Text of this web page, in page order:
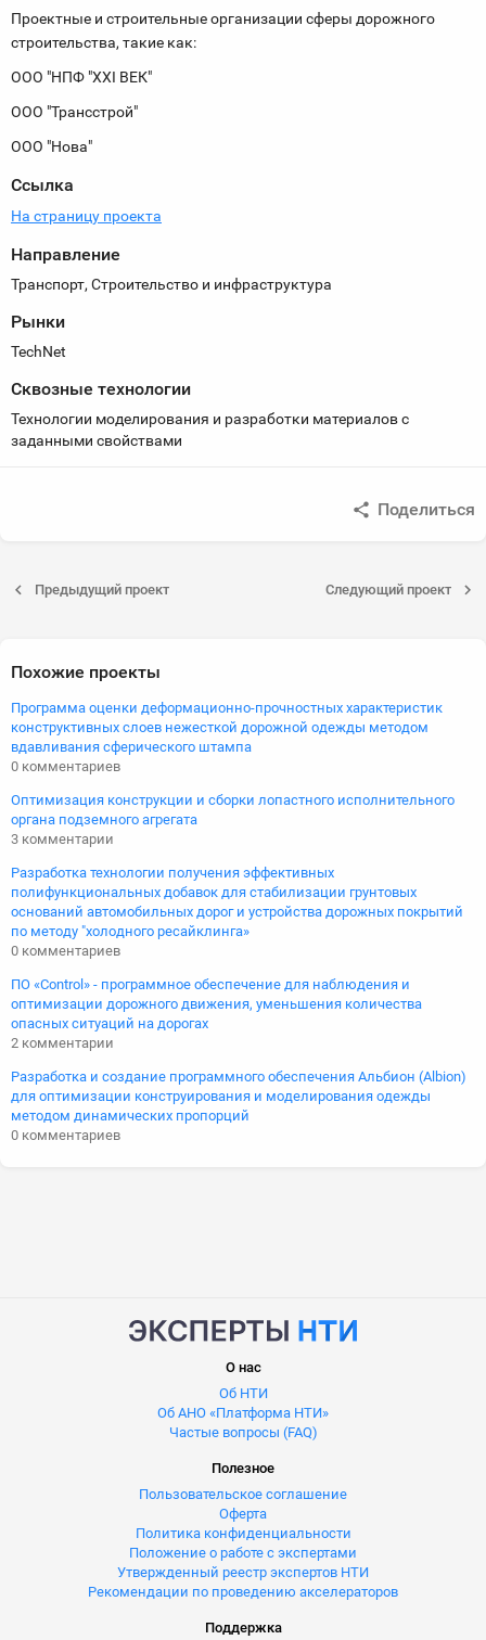
Проектные и строительные организации сферы дорожного
строительства, такие как:
ООО "НПФ "XXI ВЕК"
ООО "Трансстрой"
ООО "Нова"
Ссылка
На страницу проекта
Направление
Транспорт, Строительство и инфраструктура
Рынки
TechNet
Сквозные технологии
Технологии моделирования и разработки материалов с
заданными свойствами
Поделиться
Предыдущий проект Следующий проект
Похожие проекты
Программа оценки деформационно-прочностных характеристик
конструктивных слоев нежесткой дорожной одежды методом
вдавливания сферического штампа
0 комментариев
Оптимизация конструкции и сборки лопастного исполнительного
органа подземного агрегата
3 комментарии
Разработка технологии получения эффективных
полифункциональных добавок для стабилизации грунтовых
оснований автомобильных дорог и устройства дорожных покрытий
по методу "холодного ресайклинга»
0 комментариев
ПО «Control» - программное обеспечение для наблюдения и
оптимизации дорожного движения, уменьшения количества
опасных ситуаций на дорогах
2 комментарии
Разработка и создание программного обеспечения Альбион (Albion)
для оптимизации конструирования и моделирования одежды
методом динамических пропорций
0 комментариев
О нас
Об НТИ
Об АНО «Платформа НТИ»
Частые вопросы (FAQ)
Полезное
Пользовательское соглашение
Оферта
Политика конфиденциальности
Положение о работе с экспертами
Утвержденный реестр экспертов НТИ
Рекомендации по проведению акселераторов
Поддержка